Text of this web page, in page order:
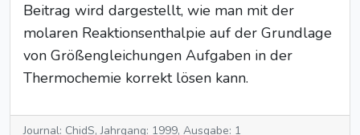
Beitrag wird dargestellt, wie man mit der
molaren Reaktionsenthalpie auf der Grundlage
von Größengleichungen Aufgaben in der
Thermochemie korrekt lösen kann.
Journal: ChidS, Jahrgang: 1999, Ausgabe: 1